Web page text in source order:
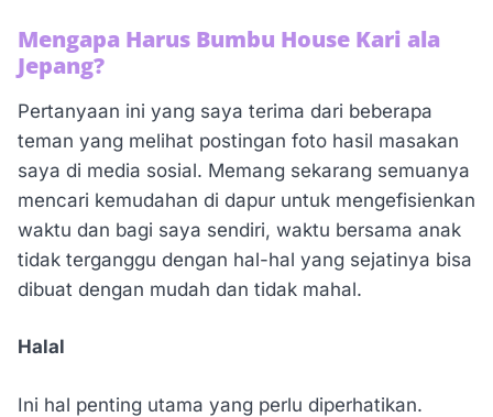
Mengapa Harus Bumbu House Kari ala
Jepang?
Pertanyaan ini yang saya terima dari beberapa
teman yang melihat postingan foto hasil masakan
saya di media sosial. Memang sekarang semuanya
mencari kemudahan di dapur untuk mengefisienkan
waktu dan bagi saya sendiri, waktu bersama anak
tidak terganggu dengan hal-hal yang sejatinya bisa
dibuat dengan mudah dan tidak mahal.
Halal
Ini hal penting utama yang perlu diperhatikan.